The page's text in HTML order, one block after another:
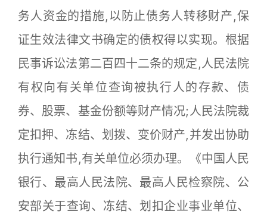
务人资金的措施,以防止债务人转移财产,保
证生效法律文书确定的债权得以实现。根据
民事诉讼法第二百四十二条的规定,人民法院
有权向有关单位查询被执行人的存款、债
券、股票、基金份额等财产情况;人民法院裁
定扣押、冻结、划拨、变价财产,并发出协助
执行通知书,有关单位必须办理。《中国人民
银行、最高人民法院、最高人民检察院、公
安部关于查询、冻结、划扣企业事业单位、